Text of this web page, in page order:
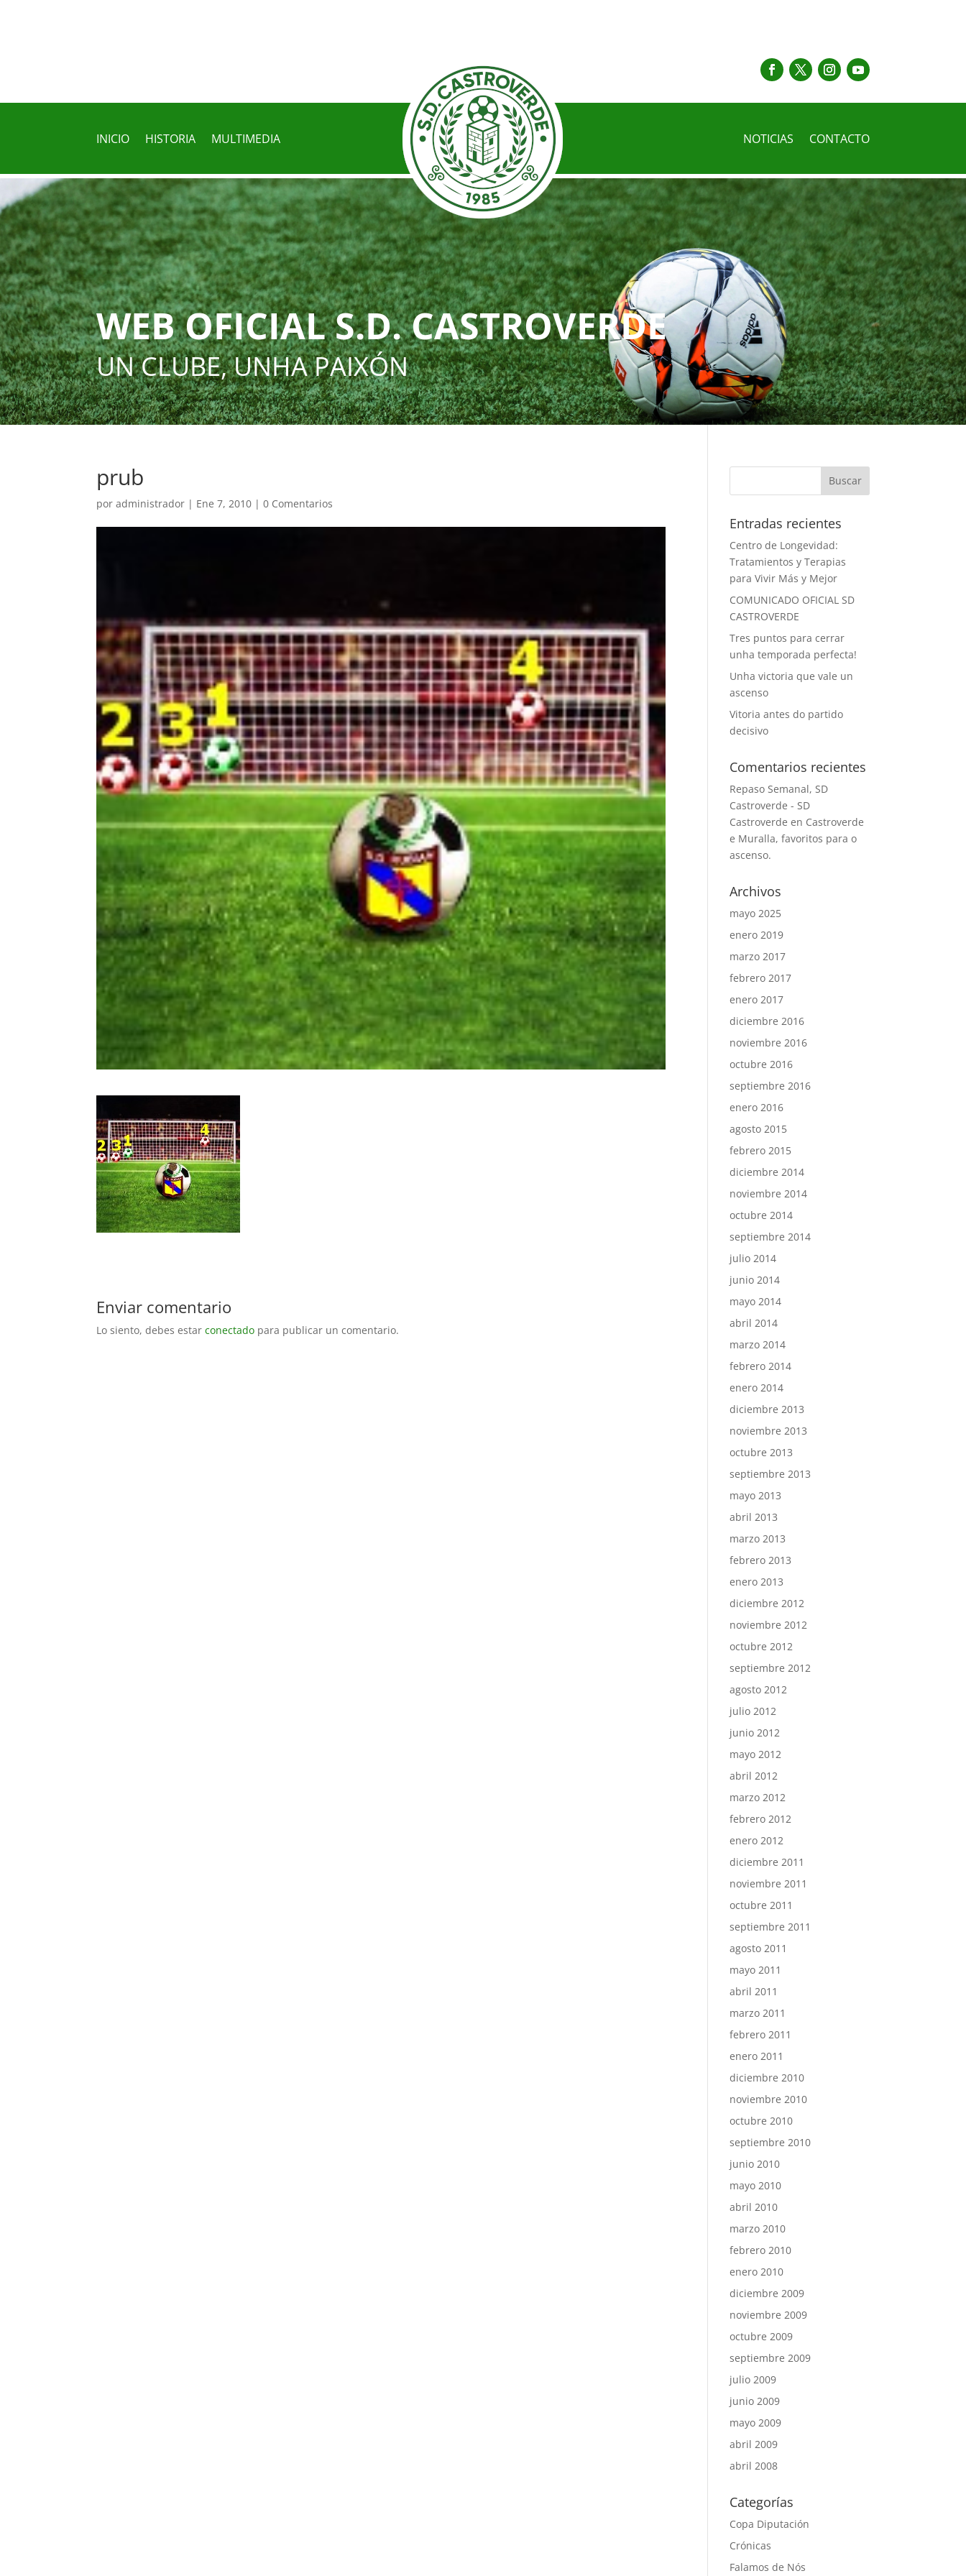
INICIO HISTORIA MULTIMEDIA NOTICIAS CONTACTO
WEB OFICIAL S.D. CASTROVERDE
UN CLUBE, UNHA PAIXÓN
prub
poradministrador | Ene 7, 2010 |0 Comentarios
Enviar comentario
Lo siento, debes estarconectado para publicar un comentario.
Entradas recientes
Centro de Longevidad:
Tratamientos y Terapias
para Vivir Más y Mejor
COMUNICADO OFICIAL SD
CASTROVERDE
Tres puntos para cerrar
unha temporada perfecta!
Unha victoria que vale un
ascenso
Vitoria antes do partido
decisivo
Comentarios recientes
Repaso Semanal, SD
Castroverde - SD
Castroverde en Castroverde
e Muralla, favoritos para o
ascenso.
Archivos
mayo 2025
enero 2019
marzo 2017
febrero 2017
enero 2017
diciembre 2016
noviembre 2016
octubre 2016
septiembre 2016
enero 2016
agosto 2015
febrero 2015
diciembre 2014
noviembre 2014
octubre 2014
septiembre 2014
julio 2014
junio 2014
mayo 2014
abril 2014
marzo 2014
febrero 2014
enero 2014
diciembre 2013
noviembre 2013
octubre 2013
septiembre 2013
mayo 2013
abril 2013
marzo 2013
febrero 2013
enero 2013
diciembre 2012
noviembre 2012
octubre 2012
septiembre 2012
agosto 2012
julio 2012
junio 2012
mayo 2012
abril 2012
marzo 2012
febrero 2012
enero 2012
diciembre 2011
noviembre 2011
octubre 2011
septiembre 2011
agosto 2011
mayo 2011
abril 2011
marzo 2011
febrero 2011
enero 2011
diciembre 2010
noviembre 2010
octubre 2010
septiembre 2010
junio 2010
mayo 2010
abril 2010
marzo 2010
febrero 2010
enero 2010
diciembre 2009
noviembre 2009
octubre 2009
septiembre 2009
julio 2009
junio 2009
mayo 2009
abril 2009
abril 2008
Categorías
Copa Diputación
Crónicas
Falamos de Nós